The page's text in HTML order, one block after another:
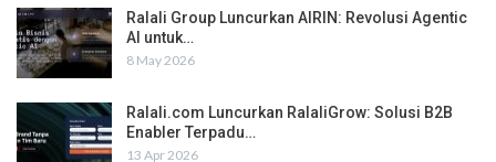
Ralali Group Luncurkan AIRIN: Revolusi Agentic
AI untuk…
8 May 2026
Ralali.com Luncurkan RalaliGrow: Solusi B2B
Enabler Terpadu…
13 Apr 2026